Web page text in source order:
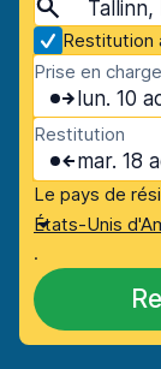
Tallinn,
Restitution
Prise en charge
lun. 10
Restitution
mar. 18
Le pays de
États-Unis
.